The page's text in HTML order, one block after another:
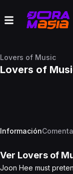
Lovers of Music
Lovers of
Información
Ver Lovers of
Joon Hee must